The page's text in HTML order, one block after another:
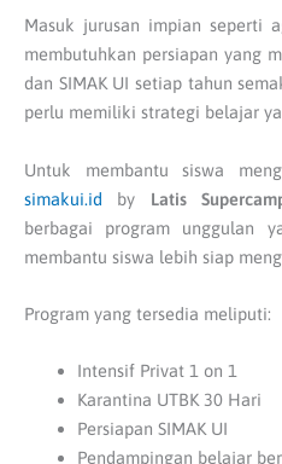
Masuk jurusan impian seperti
membutuhkan persiapan yang
dan SIMAK UI setiap tahun
perlu memiliki strategi belajar
Untuk membantu siswa
simakui.id by Latis
berbagai program unggulan
membantu siswa lebih siap
Program yang tersedia meliputi:
Intensif Privat 1 on 1
Karantina UTBK 30 Hari
Persiapan SIMAK UI
Pendampingan belajar